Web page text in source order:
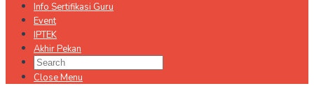
Info Sertifikasi Guru
Event
IPTEK
Akhir Pekan
Close Menu